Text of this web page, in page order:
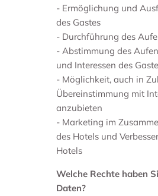
- Ermöglichung und
des Gastes
- Durchführung des
- Abstimmung des
und Interessen des
- Möglichkeit, auch in
Übereinstimmung mit
anzubieten
- Marketing im
des Hotels und
Hotels
Welche Rechte haben
Daten?